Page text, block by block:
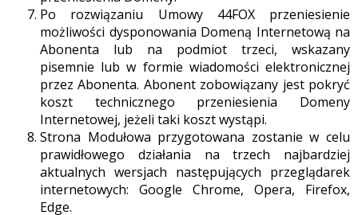
Po rozwiązaniu Umowy 44FOX przeniesienie
możliwości dysponowania Domeną Internetową na
Abonenta lub na podmiot trzeci, wskazany
pisemnie lub w formie wiadomości elektronicznej
przez Abonenta. Abonent zobowiązany jest pokryć
koszt technicznego przeniesienia Domeny
Internetowej, jeżeli taki koszt wystąpi.
Strona Modułowa przygotowana zostanie w celu
prawidłowego działania na trzech najbardziej
aktualnych wersjach następujących przeglądarek
internetowych: Google Chrome, Opera, Firefox,
Edge.